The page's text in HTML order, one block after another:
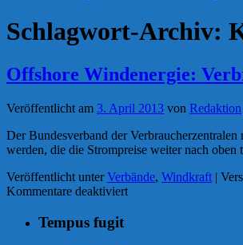
Schlagwort-Archiv:
Offshore Windenergie:
Veröffentlicht am 3. April 2013 von Redaktion
Der Bundesverband der
werden, die die Strompreise weiter nach
Veröffentlicht unter Verbände, Windkraft |
Kommentare deaktiviertfür
Tempus fugit